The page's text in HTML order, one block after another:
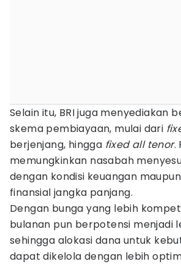
Selain itu, BRI juga menyediakan
skema pembiayaan, mulai dari
berjenjang, hingga fixed all tenor.
memungkinkan nasabah
dengan kondisi keuangan
finansial jangka panjang.
Dengan bunga yang lebih
bulanan pun berpotensi menjadi
sehingga alokasi dana untuk
dapat dikelola dengan lebih